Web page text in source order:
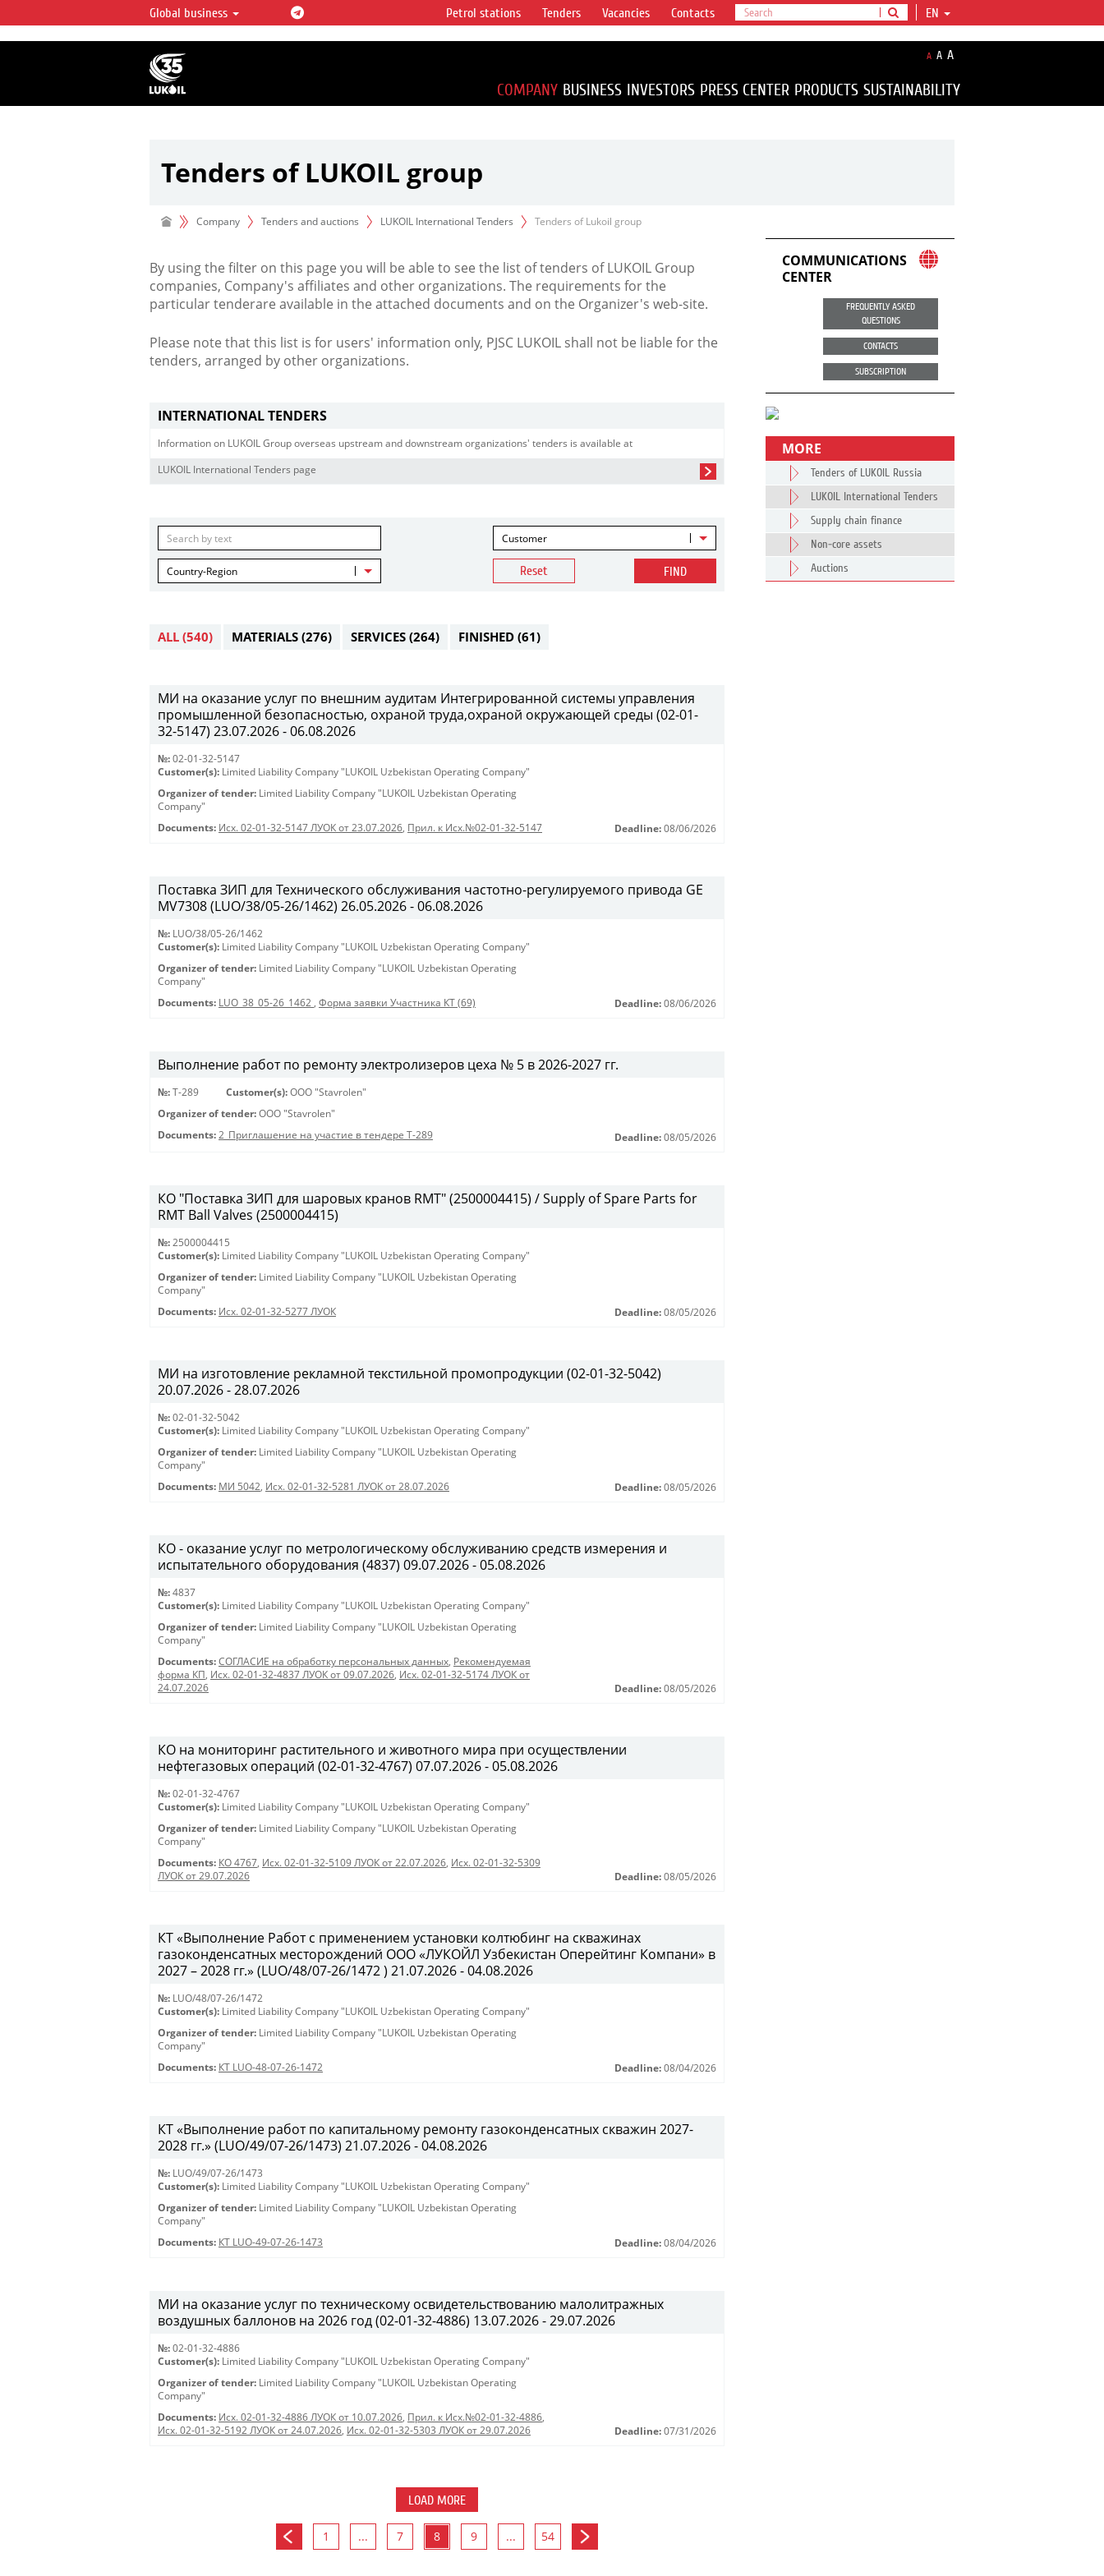
LUKOIL OVERVIEW
LUKOIL is one of the largest oil & gas vertical
integrated companies in the world accounting for
over 2% of crude production and circa 1% of proved
hydrocarbon reserves globally.
Global business EN
Petrol stations Tenders Vacancies Contacts
A A A
COMPANY BUSINESS INVESTORS PRESS CENTER PRODUCTS SUSTAINABILITY
Tenders of LUKOIL group
Company Tenders and auctions LUKOIL International Tenders Tenders of Lukoil group
By using the filter on this page you will be able to see the list of tenders of LUKOIL Group
companies, Company's affiliates and other organizations. The requirements for the
particular tenderare available in the attached documents and on the Organizer's web-site.
Please note that this list is for users' information only, PJSC LUKOIL shall not be liable for the
tenders, arranged by other organizations.
INTERNATIONAL TENDERS
Information on LUKOIL Group overseas upstream and downstream organizations' tenders is available at
LUKOIL International Tenders page
Customer
Country-Region Reset FIND
ALL (540) MATERIALS (276) SERVICES (264) FINISHED (61)
МИ на оказание услуг по внешним аудитам Интегрированной системы управления
промышленной безопасностью, охраной труда,охраной окружающей среды (02-01-
32-5147) 23.07.2026 - 06.08.2026
№: 02-01-32-5147
Customer(s): Limited Liability Company "LUKOIL Uzbekistan Operating Company"
Organizer of tender: Limited Liability Company "LUKOIL Uzbekistan Operating
Company"
Documents: Исх. 02-01-32-5147 ЛУОК от 23.07.2026, Прил. к Исх.№02-01-32-5147 Deadline: 08/06/2026
Поставка ЗИП для Технического обслуживания частотно-регулируемого привода GE
MV7308 (LUO/38/05-26/1462) 26.05.2026 - 06.08.2026
№: LUO/38/05-26/1462
Customer(s): Limited Liability Company "LUKOIL Uzbekistan Operating Company"
Organizer of tender: Limited Liability Company "LUKOIL Uzbekistan Operating
Company"
Documents: LUO_38_05-26_1462 , Форма заявки Участника КТ (69) Deadline: 08/06/2026
Выполнение работ по ремонту электролизеров цеха № 5 в 2026-2027 гг.
№: Т-289 Customer(s): OOO "Stavrolen"
Organizer of tender: OOO "Stavrolen"
Documents: 2_Приглашение на участие в тендере Т-289 Deadline: 08/05/2026
КО "Поставка ЗИП для шаровых кранов RMT" (2500004415) / Supply of Spare Parts for
RMT Ball Valves (2500004415)
№: 2500004415
Customer(s): Limited Liability Company "LUKOIL Uzbekistan Operating Company"
Organizer of tender: Limited Liability Company "LUKOIL Uzbekistan Operating
Company"
Documents: Исх. 02-01-32-5277 ЛУОК Deadline: 08/05/2026
МИ на изготовление рекламной текстильной промопродукции (02-01-32-5042)
20.07.2026 - 28.07.2026
№: 02-01-32-5042
Customer(s): Limited Liability Company "LUKOIL Uzbekistan Operating Company"
Organizer of tender: Limited Liability Company "LUKOIL Uzbekistan Operating
Company"
Documents: МИ 5042, Исх. 02-01-32-5281 ЛУОК от 28.07.2026 Deadline: 08/05/2026
КО - оказание услуг по метрологическому обслуживанию средств измерения и
испытательного оборудования (4837) 09.07.2026 - 05.08.2026
№: 4837
Customer(s): Limited Liability Company "LUKOIL Uzbekistan Operating Company"
Organizer of tender: Limited Liability Company "LUKOIL Uzbekistan Operating
Company"
Documents: СОГЛАСИЕ на обработку персональных данных, Рекомендуемая
форма КП, Исх. 02-01-32-4837 ЛУОК от 09.07.2026, Исх. 02-01-32-5174 ЛУОК от
24.07.2026
Deadline: 08/05/2026
КО на мониторинг растительного и животного мира при осуществлении
нефтегазовых операций (02-01-32-4767) 07.07.2026 - 05.08.2026
№: 02-01-32-4767
Customer(s): Limited Liability Company "LUKOIL Uzbekistan Operating Company"
Organizer of tender: Limited Liability Company "LUKOIL Uzbekistan Operating
Company"
Documents: КО 4767, Исх. 02-01-32-5109 ЛУОК от 22.07.2026, Исх. 02-01-32-5309
ЛУОК от 29.07.2026
Deadline: 08/05/2026
КТ «Выполнение Работ с применением установки колтюбинг на скважинах
газоконденсатных месторождений ООО «ЛУКОЙЛ Узбекистан Оперейтинг Компани» в
2027 – 2028 гг.» (LUO/48/07-26/1472 ) 21.07.2026 - 04.08.2026
№: LUO/48/07-26/1472
Customer(s): Limited Liability Company "LUKOIL Uzbekistan Operating Company"
Organizer of tender: Limited Liability Company "LUKOIL Uzbekistan Operating
Company"
Documents: КТ LUO-48-07-26-1472 Deadline: 08/04/2026
КТ «Выполнение работ по капитальному ремонту газоконденсатных скважин 2027-
2028 гг.» (LUO/49/07-26/1473) 21.07.2026 - 04.08.2026
№: LUO/49/07-26/1473
Customer(s): Limited Liability Company "LUKOIL Uzbekistan Operating Company"
Organizer of tender: Limited Liability Company "LUKOIL Uzbekistan Operating
Company"
Documents: КТ LUO-49-07-26-1473 Deadline: 08/04/2026
МИ на оказание услуг по техническому освидетельствованию малолитражных
воздушных баллонов на 2026 год (02-01-32-4886) 13.07.2026 - 29.07.2026
№: 02-01-32-4886
Customer(s): Limited Liability Company "LUKOIL Uzbekistan Operating Company"
Organizer of tender: Limited Liability Company "LUKOIL Uzbekistan Operating
Company"
Documents: Исх. 02-01-32-4886 ЛУОК от 10.07.2026, Прил. к Исх.№02-01-32-4886,
Исх. 02-01-32-5192 ЛУОК от 24.07.2026, Исх. 02-01-32-5303 ЛУОК от 29.07.2026 Deadline: 07/31/2026
LOAD MORE
1 ... 7 8 9 ... 54
COMMUNICATIONS
CENTER
FREQUENTLY ASKED
QUESTIONS
CONTACTS
SUBSCRIPTION
MORE
Tenders of LUKOIL Russia
LUKOIL International Tenders
Supply chain finance
Non-core assets
Auctions